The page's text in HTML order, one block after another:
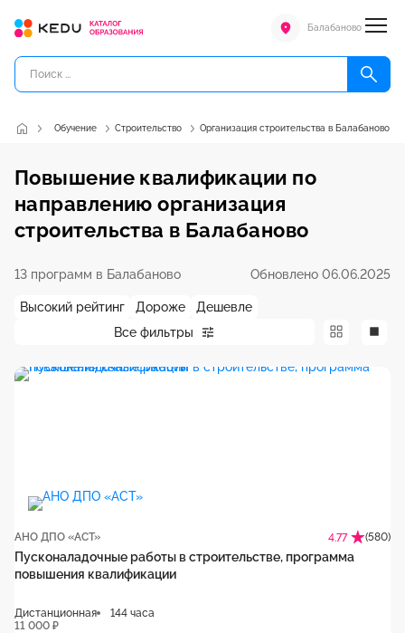
Балабаново
Обучение Строительство Организация строительства в Балабаново
Повышение квалификации по
направлению организация
строительства в Балабаново
13 программ в Балабаново Обновлено 06.06.2025
Все фильтры
Высокий рейтинг Дороже Дешевле
АНО ДПО «АСТ» 4.77 (580)
Пусконаладочные работы в строительстве, программа
повышения квалификации
Дистанционная
144 часа
11 000 ₽